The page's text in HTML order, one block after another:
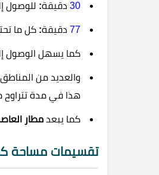
30 دقيقة: للوصول
77 دقيقة: كل ما
كما يسهل الوصول
والعديد من
هذا في مدة تتراوح
كما يبعد مطار
تقسيمات مساحة